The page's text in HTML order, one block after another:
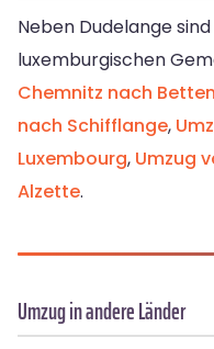
Neben Dudelange
luxemburgischen
Chemnitz nach
nach Schifflange,
Luxembourg, Umzug
Alzette.
Umzug in andere Länder